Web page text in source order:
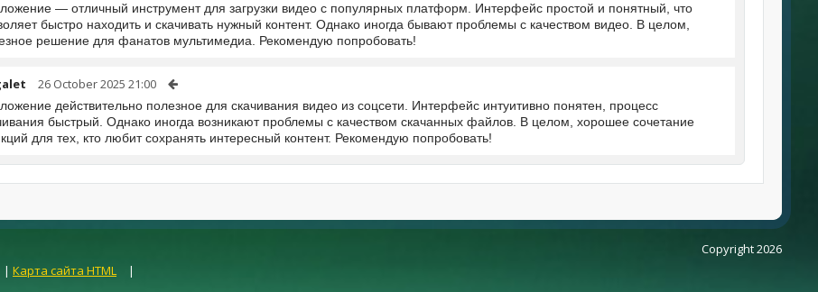
— отличный инструмент для загрузки видео с популярных платформ. Интерфейс простой и понятный, что
быстро находить и скачивать нужный контент. Однако иногда бывают проблемы с качеством видео. В целом,
решение для фанатов мультимедиа. Рекомендую попробовать!
26 October 2025 21:00
действительно полезное для скачивания видео из соцсети. Интерфейс интуитивно понятен, процесс
быстрый. Однако иногда возникают проблемы с качеством скачанных файлов. В целом, хорошее сочетание
для тех, кто любит сохранять интересный контент. Рекомендую попробовать!
| Карта сайта HTML |
Copyright 2026